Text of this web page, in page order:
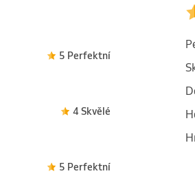
5 Perfektní
4 Skvělé
5 Perfektní